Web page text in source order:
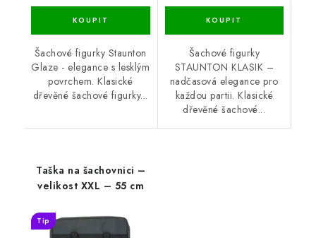
Šachové figurky Staunton
Glaze - elegance s lesklým
povrchem. Klasické
dřevěné šachové figurky...
Šachové figurky
STAUNTON KLASIK –
nadčasová elegance pro
každou partii. Klasické
dřevěné šachové...
Taška na šachovnici –
velikost XXL – 55 cm
Tip